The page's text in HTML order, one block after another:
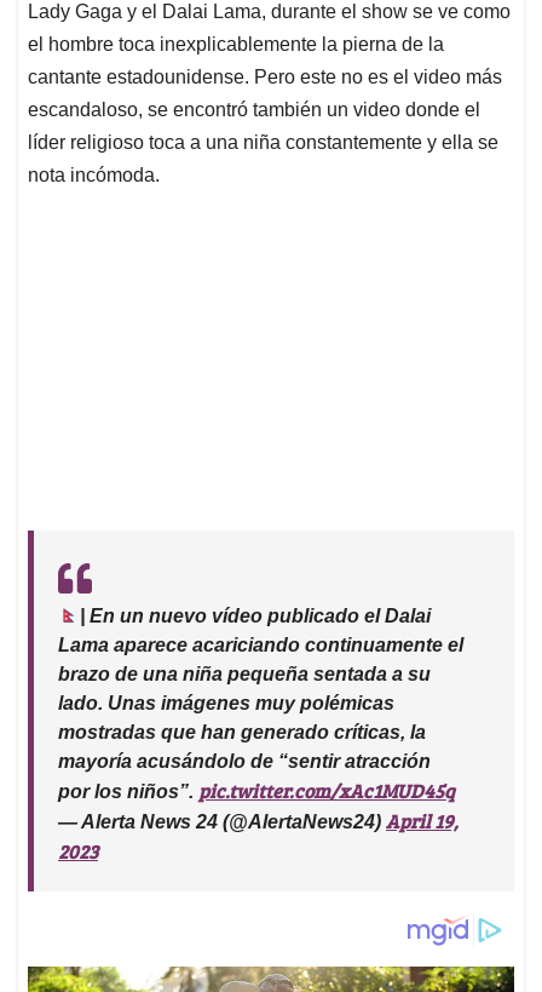
Lady Gaga y el Dalai Lama, durante el show se ve como
el hombre toca inexplicablemente la pierna de la
cantante estadounidense. Pero este no es el video más
escandaloso, se encontró también un video donde el
líder religioso toca a una niña constantemente y ella se
nota incómoda.
| En un nuevo vídeo publicado el Dalai
Lama aparece acariciando continuamente el
brazo de una niña pequeña sentada a su
lado. Unas imágenes muy polémicas
mostradas que han generado críticas, la
mayoría acusándolo de “sentir atracción
por los niños”. pic.twitter.com/xAc1MUD45q
— Alerta News 24 (@AlertaNews24) April 19,
2023